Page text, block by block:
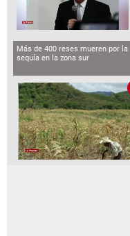
Más de 400 reses mueren por la
sequía en la zona sur